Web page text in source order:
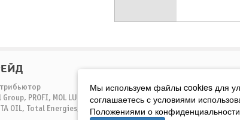
PROFI, MOL LUB, COOLSTRAEM, AXIOM, PEMCO, YMIOIL,
OIL, Total Energies, ELF, MANN+HUMMEL, FILTRON, NGK
Мы используем файлы cookies для
соглашаетесь с условиями
Положениями о